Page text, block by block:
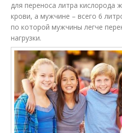
для переноса литра кислорода
крови, а мужчине – всего 6
по которой мужчины легче
нагрузки.